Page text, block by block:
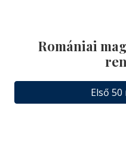
Romániai
Első